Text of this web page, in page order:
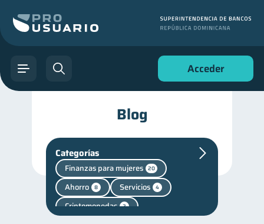
Acceder
Blog
Categorías
Finanzas para mujeres 20
Ahorro 8 Servicios 4
Criptomonedas 2